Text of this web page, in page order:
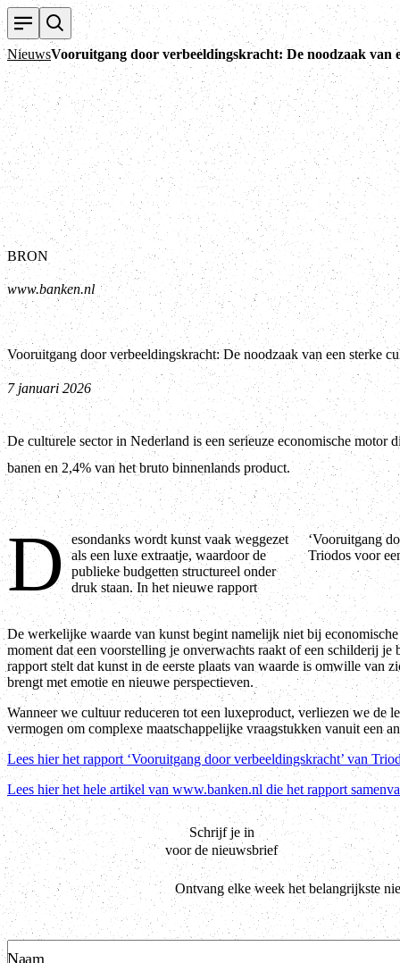
NieuwsVooruitgang door verbeeldingskracht: De noodzaak van
BRON
www.banken.nl
Vooruitgang door verbeeldingskracht: De noodzaak van een sterke
7 januari 2026
De culturele sector in Nederland is een serieuze economische motor
banen en 2,4% van het bruto binnenlands product.
D esondanks wordt kunst vaak weggezet
als een luxe extraatje, waardoor de
publieke budgetten structureel onder
druk staan. In het nieuwe rapport
‘Vooruitgang door verbeeldingskracht’ pleit
Triodos voor
De werkelijke waarde van kunst begint namelijk niet bij
moment dat een voorstelling je onverwachts raakt of een schilderij
rapport stelt dat kunst in de eerste plaats van waarde is omwille van
brengt met emotie en nieuwe perspectieven.
Wanneer we cultuur reduceren tot een luxeproduct, verliezen we de
vermogen om complexe maatschappelijke vraagstukken vanuit een
Lees hier het rapport ‘Vooruitgang door verbeeldingskracht’ van
Lees hier het hele artikel van www.banken.nl die het rapport
Schrijf je in
voor de nieuwsbrief
Ontvang elke week het belangrijkste
Naam